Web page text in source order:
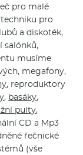
pro malé
pro
a diskoték,
salónků,
musíme
megafony,
, reproduktory
, basáky,
pulty,
CD a Mp3
řečnické
(vše